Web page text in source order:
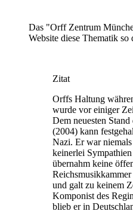
Das "Orff Zentrum
Website diese Thematik so
Zitat
Orffs Haltung
wurde vor einiger
Dem neuesten
(2004) kann
Nazi. Er war
keinerlei
übernahm keine
und galt zu keinem
Komponist des
blieb er in